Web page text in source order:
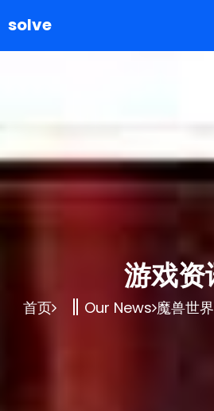
游戏资
首页 Our News 魔兽世